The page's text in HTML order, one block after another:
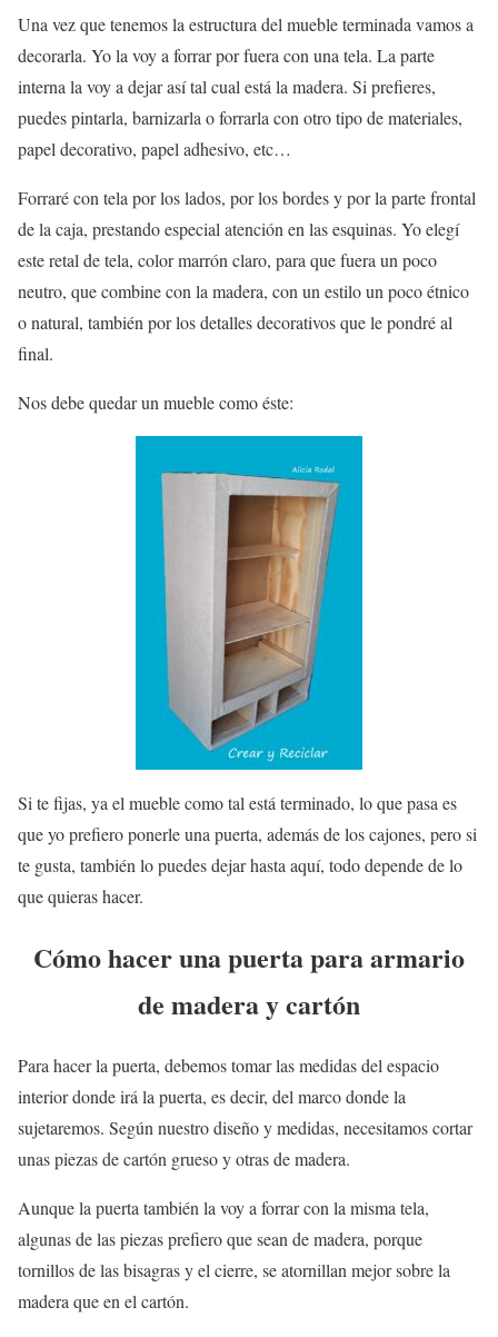
Una vez que tenemos la estructura del mueble terminada vamos a
decorarla. Yo la voy a forrar por fuera con una tela. La parte
interna la voy a dejar así tal cual está la madera. Si prefieres,
puedes pintarla, barnizarla o forrarla con otro tipo de materiales,
papel decorativo, papel adhesivo, etc…
Forraré con tela por los lados, por los bordes y por la parte frontal
de la caja, prestando especial atención en las esquinas. Yo elegí
este retal de tela, color marrón claro, para que fuera un poco
neutro, que combine con la madera, con un estilo un poco étnico
o natural, también por los detalles decorativos que le pondré al
final.
Nos debe quedar un mueble como éste:
Si te fijas, ya el mueble como tal está terminado, lo que pasa es
que yo prefiero ponerle una puerta, además de los cajones, pero si
te gusta, también lo puedes dejar hasta aquí, todo depende de lo
que quieras hacer.
Cómo hacer una puerta para armario
de madera y cartón
Para hacer la puerta, debemos tomar las medidas del espacio
interior donde irá la puerta, es decir, del marco donde la
sujetaremos. Según nuestro diseño y medidas, necesitamos cortar
unas piezas de cartón grueso y otras de madera.
Aunque la puerta también la voy a forrar con la misma tela,
algunas de las piezas prefiero que sean de madera, porque
tornillos de las bisagras y el cierre, se atornillan mejor sobre la
madera que en el cartón.